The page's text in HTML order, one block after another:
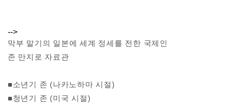
-->
막부 말기의 일본에 세계 정세를 전한 국제인
존 만지로 자료관
■소년기 존 (나카노하마 시절)
■청년기 존 (미국 시절)